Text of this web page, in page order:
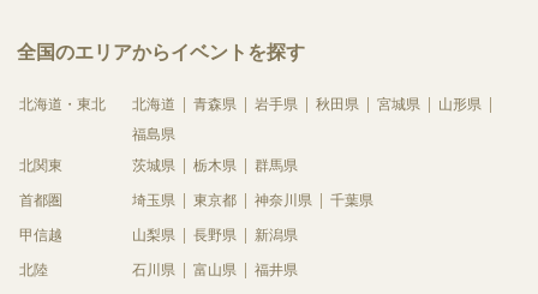
全国のエリアからイベントを探す
北海道・東北 北海道 青森県 岩手県 秋田県 宮城県
山形県
福島県
北関東
茨城県 栃木県 群馬県
首都圏 埼玉県 東京都 神奈川県 千葉県
甲信越 山梨県 長野県 新潟県
北陸 石川県 富山県 福井県